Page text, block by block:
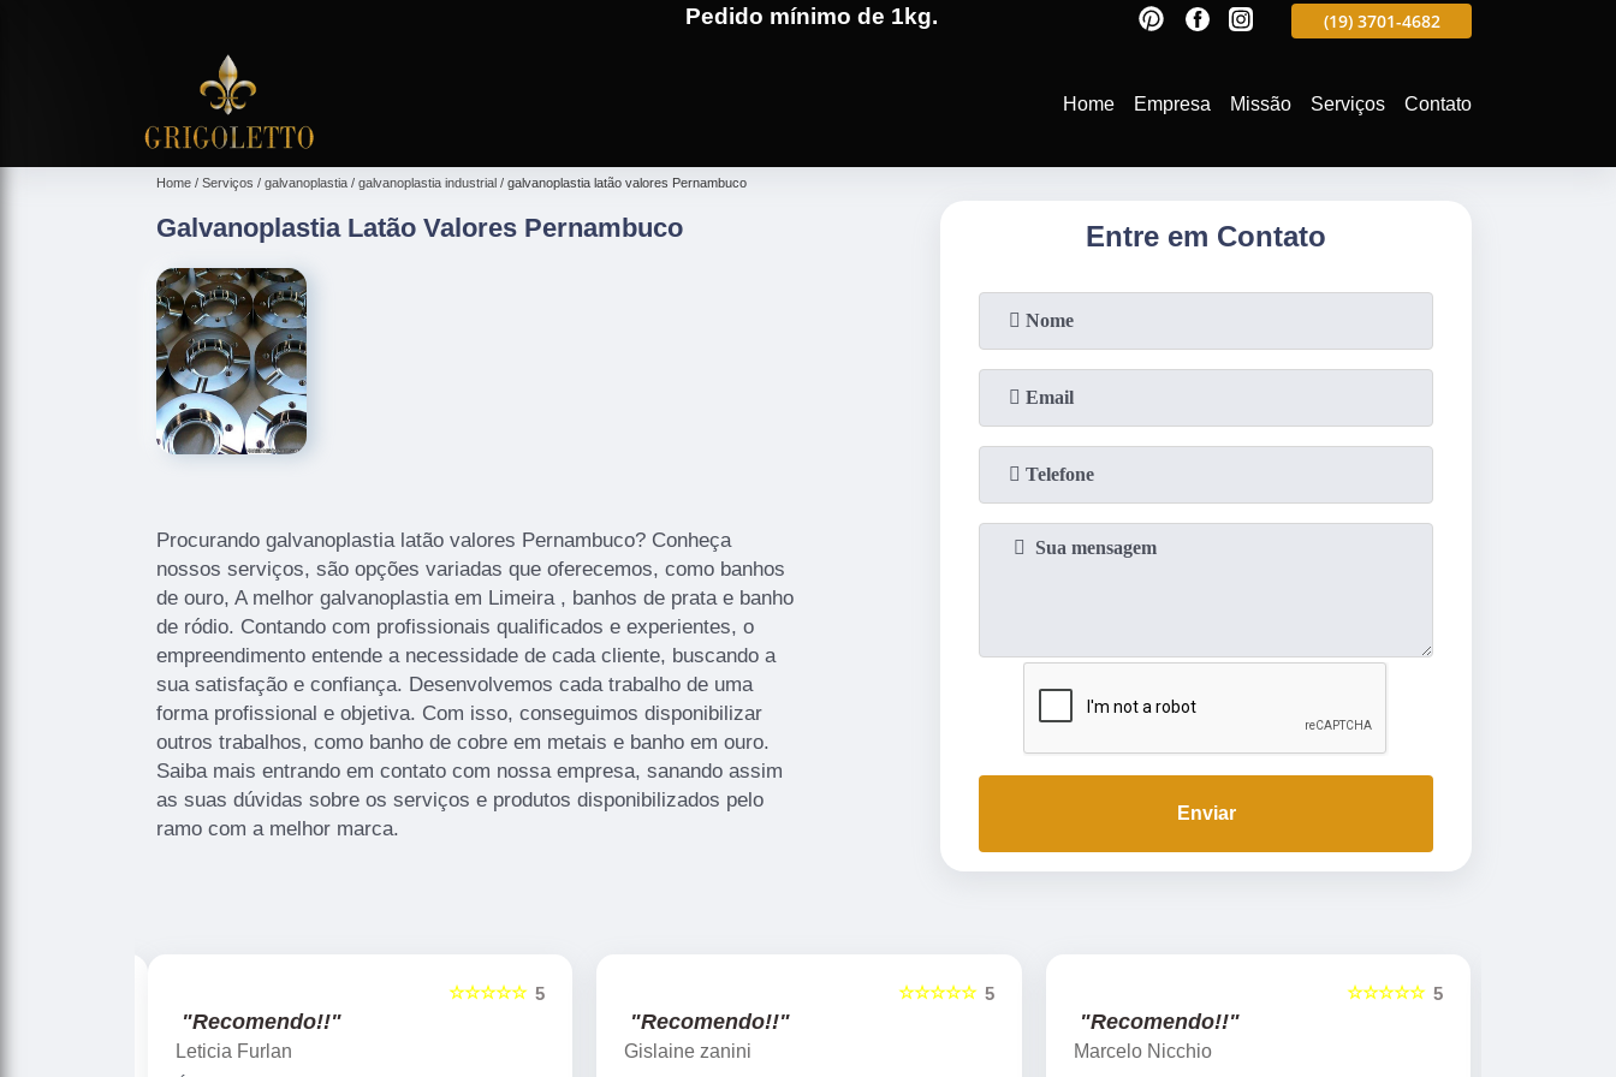
Pedido mínimo de 1kg.
(19)3701-4682 (19) 3701-4988 (19) 3701-4682
Home Empresa Missão Serviços Contato
Home Serviços galvanoplastia galvanoplastia industrial galvanoplastia latão valores Pernambuco
Galvanoplastia Latão Valores Pernambuco
Procurando galvanoplastia latão valores Pernambuco? Conheça
nossos serviços, são opções variadas que oferecemos, como banhos
de ouro, A melhor galvanoplastia em Limeira , banhos de prata e banho
de ródio. Contando com profissionais qualificados e experientes, o
empreendimento entende a necessidade de cada cliente, buscando a
sua satisfação e confiança. Desenvolvemos cada trabalho de uma
forma profissional e objetiva. Com isso, conseguimos disponibilizar
outros trabalhos, como banho de cobre em metais e banho em ouro.
Saiba mais entrando em contato com nossa empresa, sanando assim
as suas dúvidas sobre os serviços e produtos disponibilizados pelo
ramo com a melhor marca.
Entre em Contato
Enviar
☆☆☆☆☆
"Recomendo!!"
Gislaine zanini
☆☆☆☆☆
"Recomendo!!"
Marcelo Nicchio
☆☆☆☆☆
"Recomendo!!"
Leticia Furlan